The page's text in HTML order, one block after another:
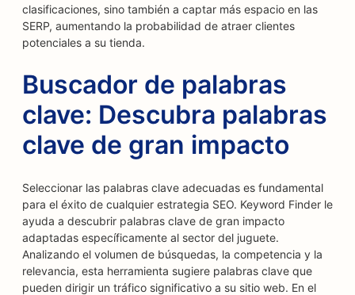
clasificaciones, sino también a captar más espacio en las
SERP, aumentando la probabilidad de atraer clientes
potenciales a su tienda.
Buscador de palabras
clave: Descubra palabras
clave de gran impacto
Seleccionar las palabras clave adecuadas es fundamental
para el éxito de cualquier estrategia SEO. Keyword Finder le
ayuda a descubrir palabras clave de gran impacto
adaptadas específicamente al sector del juguete.
Analizando el volumen de búsquedas, la competencia y la
relevancia, esta herramienta sugiere palabras clave que
pueden dirigir un tráfico significativo a su sitio web. En el